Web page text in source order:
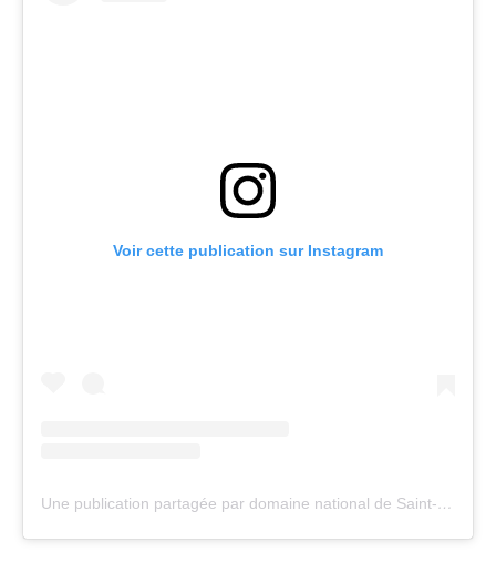
Voir cette publication sur Instagram
Une publication partagée par domaine national de Saint-Cloud (@domainenationaldesaintcloud)